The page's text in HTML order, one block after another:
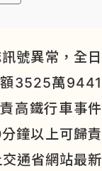
號異常，全日
3525萬9441
高鐵行車事件
鐘以上可歸責
通省網站最新